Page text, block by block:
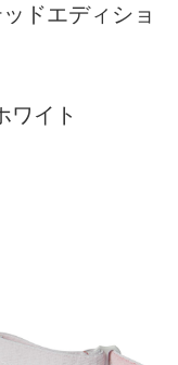
ドエディショ
ワイト